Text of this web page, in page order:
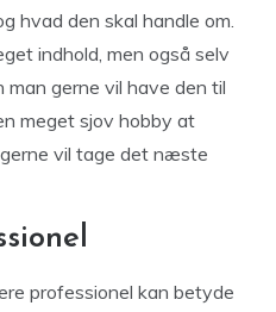
hvad den skal handle om.
indhold, men også selv
gerne vil have den til
meget sjov hobby at
vil tage det næste
professionel kan betyde